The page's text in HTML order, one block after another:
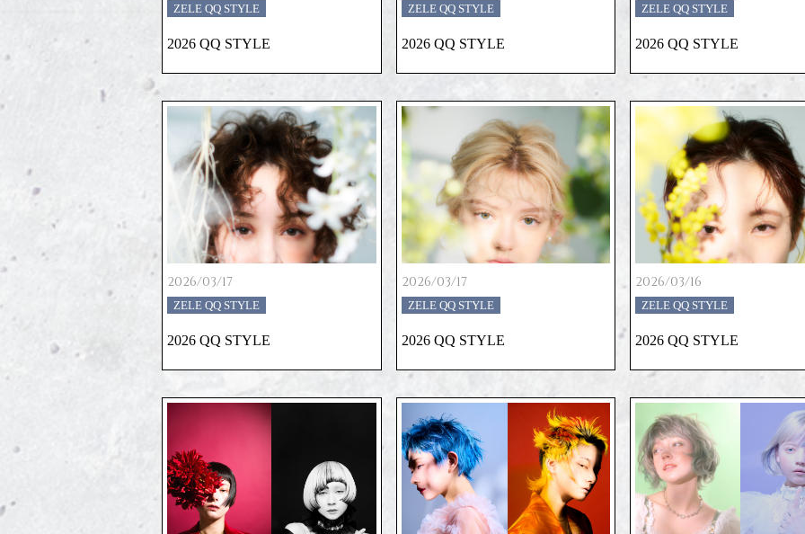
ZELE QQ STYLE
2026 QQ STYLE
ZELE QQ STYLE
2026 QQ STYLE
ZELE QQ STYLE
2026 QQ STYLE
2026/03/17
ZELE QQ STYLE
2026 QQ STYLE
2026/03/17
ZELE QQ STYLE
2026 QQ STYLE
2026/03/16
ZELE QQ STYLE
2026 QQ STYLE